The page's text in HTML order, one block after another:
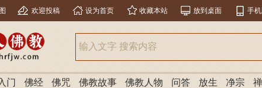
欢迎投稿 设为首页 收藏本站 放到桌面 手
门 佛经 佛咒 佛教故事 佛教人物 问答 放生 净宗